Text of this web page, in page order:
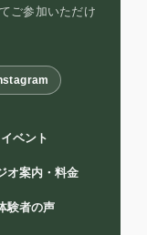
ご参加いただけ
イベント
オ案内・料金
験者の声